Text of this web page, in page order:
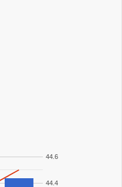
44.4
44.6